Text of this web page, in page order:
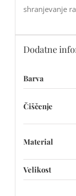
shranjevanje
Dodatne
Barva
Čiščenje
Material
Velikost